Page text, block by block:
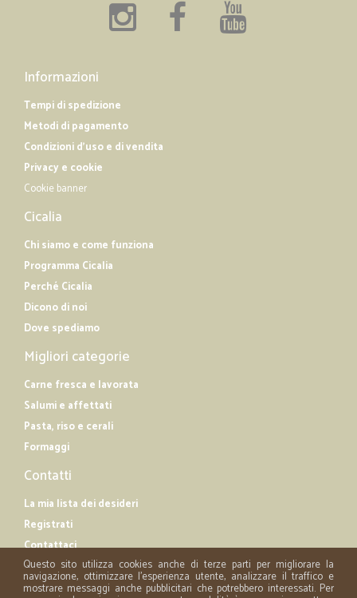
—Angelo maria R.
Sempre perfetti grazie mille di tutto
Informazioni
Tempi di spedizione
Metodi di pagamento
Condizioni d'uso e di vendita
Privacy e cookie
Cookie banner
Cicalia
Chi siamo e come funziona
Programma Cicalia
Perché Cicalia
Dicono di noi
Dove spediamo
Migliori categorie
Carne fresca e lavorata
Salumi e affettati
Pasta, riso e cerali
Formaggi
Contatti
La mia lista dei desideri
Registrati
Contattaci
Questo sito utilizza cookies anche di terze parti per migliorare la
navigazione, ottimizzare l'esperienza utente, analizzare il traffico e
mostrare messaggi anche pubblicitari che potrebbero interessati. Per